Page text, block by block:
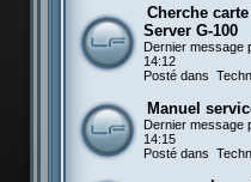
Cherche
Server G-100
Dernier message
14:12
Posté dans
Manuel
Dernier message
14:15
Posté dans